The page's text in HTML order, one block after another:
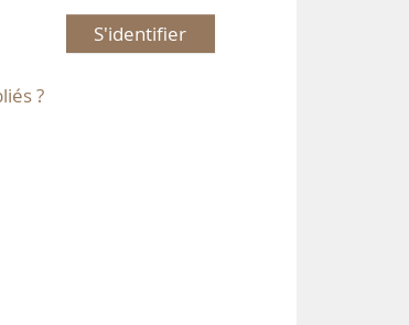
S'identifier
?